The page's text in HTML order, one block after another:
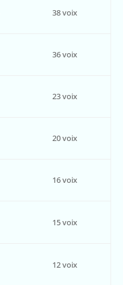
38 voix
36 voix
23 voix
20 voix
16 voix
15 voix
12 voix